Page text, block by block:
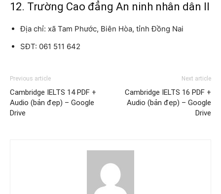
12. Trường Cao đẳng An ninh nhân dân II
Địa chỉ: xã Tam Phước, Biên Hòa, tỉnh Đồng Nai
SĐT: 061 511 642
Previous article
Cambridge IELTS 14 PDF +
Audio (bản đẹp) – Google
Drive
Next article
Cambridge IELTS 16 PDF +
Audio (bản đẹp) – Google
Drive